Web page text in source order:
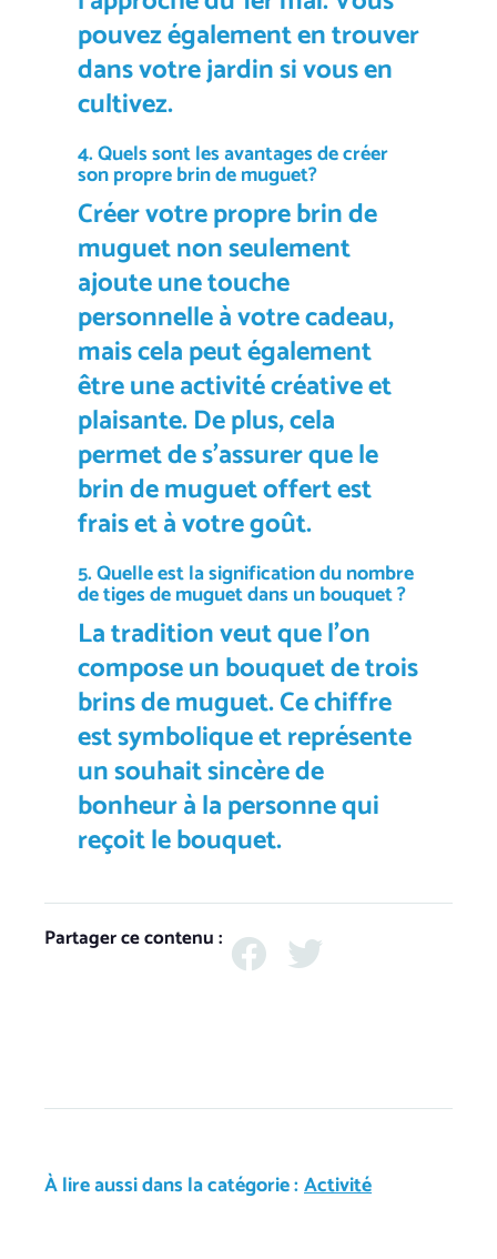
pouvez également en trouver
dans votre jardin si vous en
cultivez.
4. Quels sont les avantages de créer
son proprebrin de muguet?
Créer votre proprebrin de
muguetnon seulement
ajoute une touche
personnelle à votre cadeau,
mais cela peut également
être une activité créative et
plaisante. De plus, cela
permet de s’assurer que le
brin de muguetoffert est
frais et à votre goût.
5. Quelle est la signification du nombre
de tiges demuguetdans un bouquet ?
La tradition veut que l’on
compose un bouquet detrois
brins de muguet. Ce chiffre
est symbolique et représente
un souhait sincère de
bonheur à la personne qui
reçoit le bouquet.
Partager ce contenu :
À lire aussi dans la catégorie :Activité